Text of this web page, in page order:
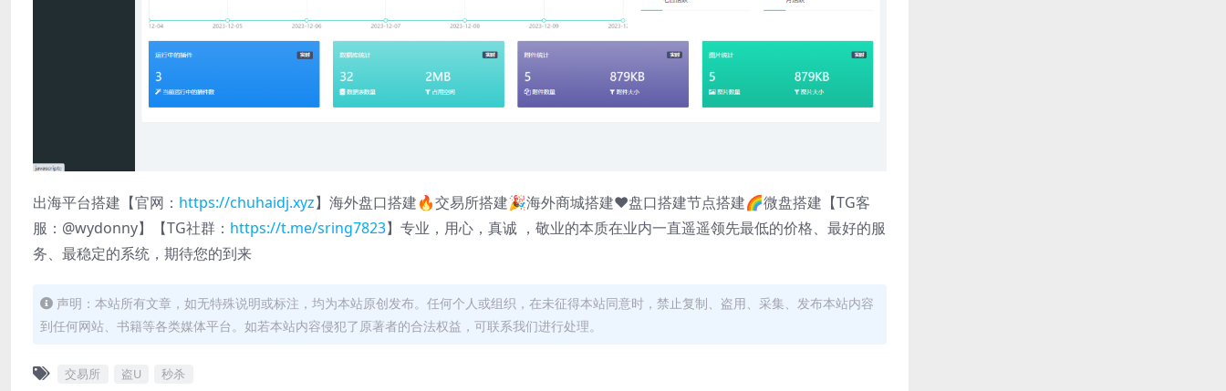
出海平台搭建【官网： https://chuhaidj.xyz】海外盘口搭建🔥交易所搭建🎉海外商城搭建❤️盘口搭建节点搭建🌈微盘搭建【TG客
服：@wydonny】【TG社群： https://t.me/sring7823】专业，用心，真诚 ，敬业的本质在业内一直遥遥领先最低的价格、最好的服
务、最稳定的系统，期待您的到来
声明：本站所有文章，如无特殊说明或标注，均为本站原创发布。任何个人或组织，在未征得本站同意时，禁止复制、盗用、采集、发布本站内容
到任何网站、书籍等各类媒体平台。如若本站内容侵犯了原著者的合法权益，可联系我们进行处理。
交易所 盗U 秒杀